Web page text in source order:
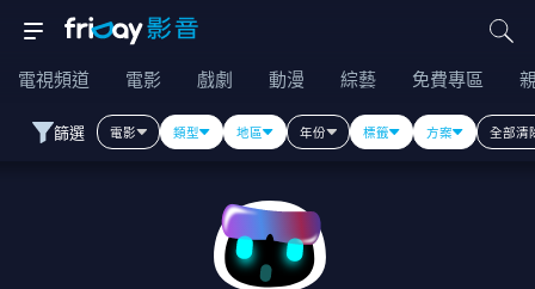
電視頻道 電影 戲劇 動漫 綜藝 免費專區
篩選 電影 類型 地區 年份 標籤 方案 全部清